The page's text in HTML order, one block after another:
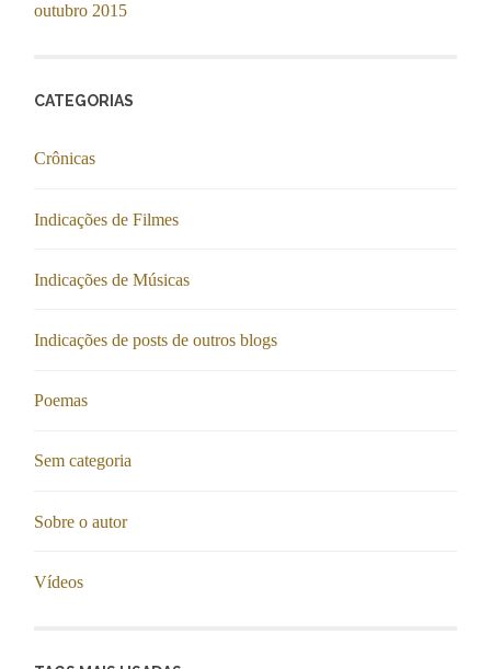
outubro 2015
CATEGORIAS
Crônicas
Indicações de Filmes
Indicações de Músicas
Indicações de posts de outros blogs
Poemas
Sem categoria
Sobre o autor
Vídeos